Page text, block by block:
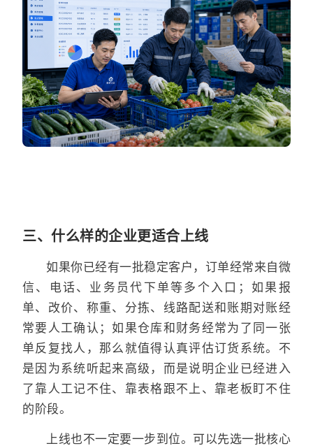
三、什么样的企业更适合上线
如果你已经有一批稳定客户，订单经常来自微
信、电话、业务员代下单等多个入口；如果报
单、改价、称重、分拣、线路配送和账期对账经
常要人工确认；如果仓库和财务经常为了同一张
单反复找人，那么就值得认真评估订货系统。不
是因为系统听起来高级，而是说明企业已经进入
了靠人工记不住、靠表格跟不上、靠老板盯不住
的阶段。
上线也不一定要一步到位。可以先选一批核心